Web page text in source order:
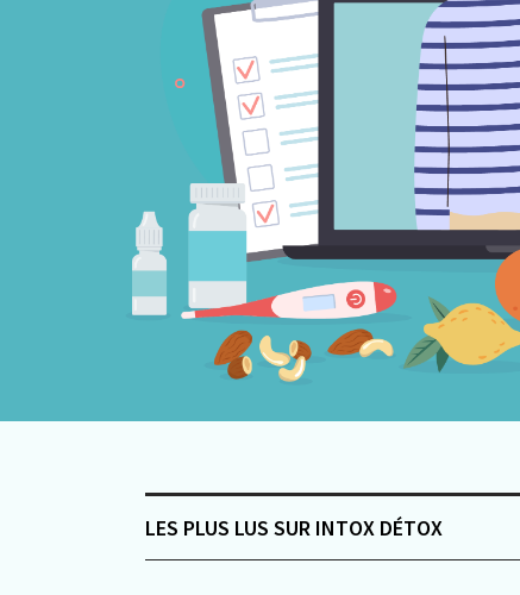
LES PLUS LUS SUR INTOX DÉTOX